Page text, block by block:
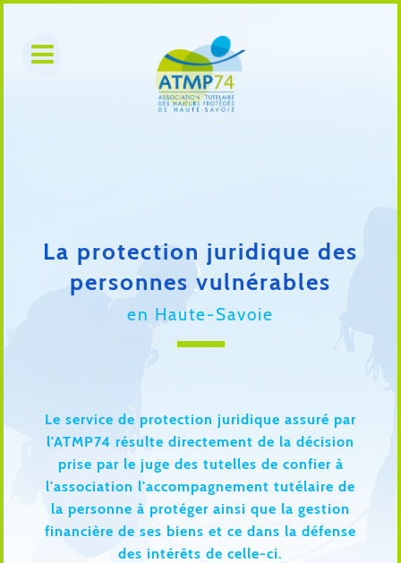
La protection juridique des
personnes vulnérables
en Haute-Savoie
Le service de protection juridique assuré par
l'ATMP74 résulte directement de la décision
prise par le juge des tutelles de confier à
l'association l'accompagnement tutélaire de
la personne à protéger ainsi que la gestion
financière de ses biens et ce dans la défense
des intérêts de celle-ci.